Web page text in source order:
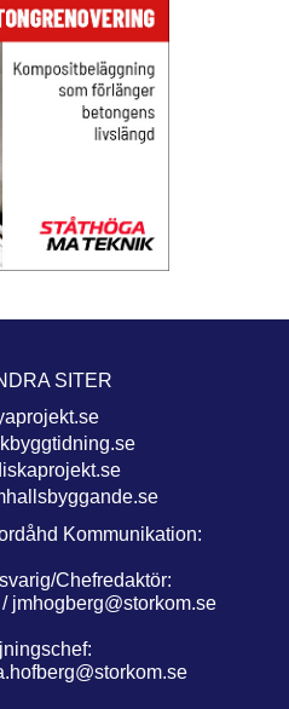
SITER
Kommunikation:
Chefredaktör:
/ jmhogberg@storkom.se